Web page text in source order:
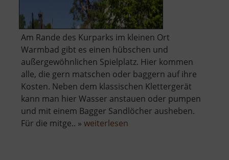
Am Rande des Kurparks im kleinen Ort
Warmbad gibt es einen hübschen und
außergewöhnlichen Spielplatz. Hier kommen
alle, die gern matschen oder baggern auf ihre
Kosten. Neben dem klassischen Klettergerät
kann man hier Wasser anstauen oder pumpen
und mit einem Bagger Sandlöcher ausheben.
Für die mitge.. » weiterlesen